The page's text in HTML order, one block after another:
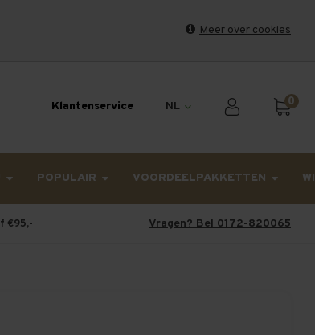
Meer over cookies
maandag worden dinsdag verzonden.
Klantenservice NL 0
POPULAIR VOORDEELPAKKETTEN
€95,- Vragen? Bel 0172-820065